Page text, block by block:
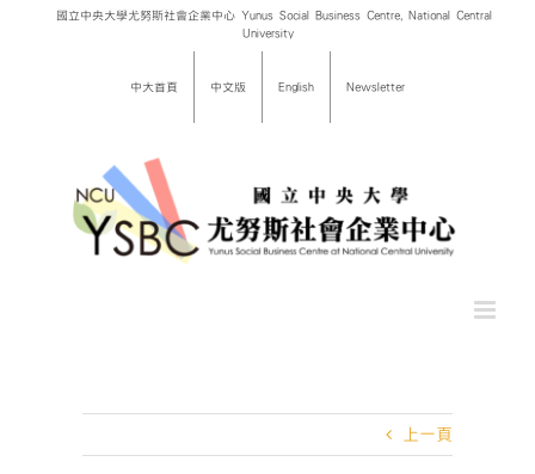
國立中央大學尤努斯社會企業中心 Yunus Social Business Centre, National Central
University
中大首頁 中文版 English Newsletter
上一頁